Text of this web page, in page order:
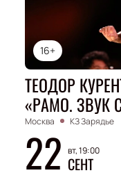
16+
ТЕОДОР
«РАМО. ЗВУК
Москва КЗ Зарядье
22 вт, 19:00
СЕНТ